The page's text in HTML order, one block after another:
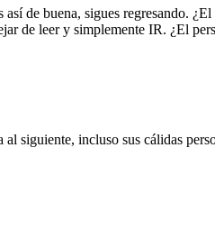
de buena, sigues regresando.
de leer y simplemente IR. ¿El
siguiente, incluso sus cálidas